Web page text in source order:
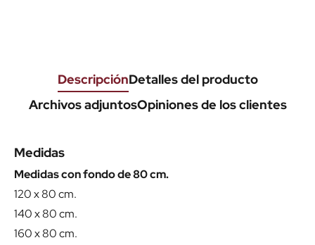
DescripciónDetalles del producto
Archivos adjuntosOpiniones de los clientes
Medidas
Medidas con fondo de 80 cm.
120 x 80 cm.
140 x 80 cm.
160 x 80 cm.